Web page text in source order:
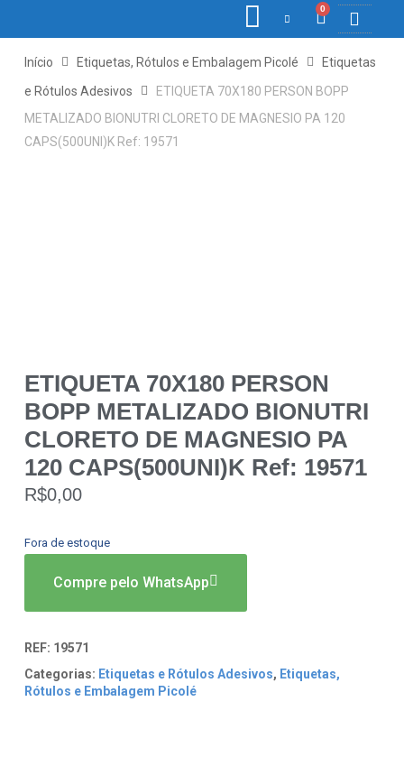
0
Início Etiquetas, Rótulos e Embalagem Picolé
Etiquetas
e Rótulos Adesivos
ETIQUETA 70X180 PERSON BOPP
METALIZADO BIONUTRI CLORETO DE MAGNESIO PA 120
CAPS(500UNI)K Ref: 19571
ETIQUETA 70X180 PERSON
BOPP METALIZADO BIONUTRI
CLORETO DE MAGNESIO PA
120 CAPS(500UNI)K Ref: 19571
R$0,00
Fora de estoque
Compre pelo WhatsApp
REF: 19571
Categorias: Etiquetas e Rótulos Adesivos, Etiquetas,
Rótulos e Embalagem Picolé